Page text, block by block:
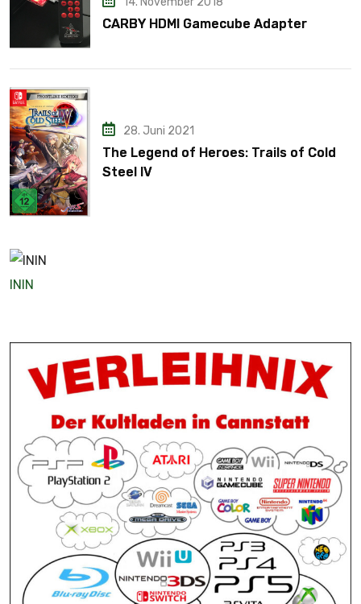
CARBY HDMI Gamecube Adapter
28. Juni 2021
The Legend of Heroes: Trails of Cold
Steel IV
ININ